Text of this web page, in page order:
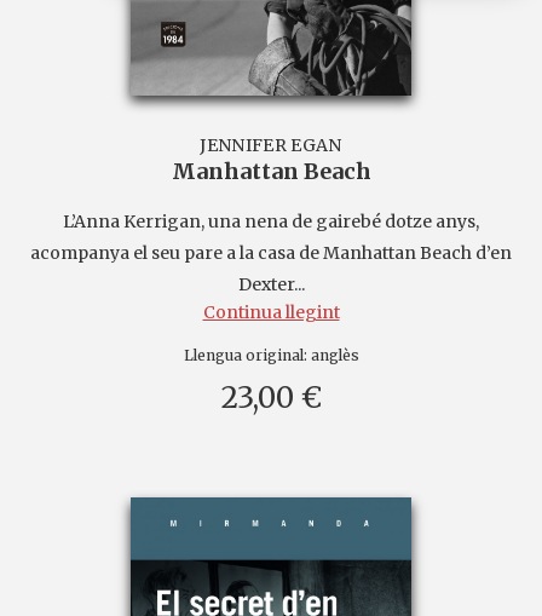
JENNIFER EGAN
Manhattan Beach
L’Anna Kerrigan, una nena de gairebé dotze anys,
acompanya el seu pare a la casa de Manhattan Beach d’en
Dexter...
Continua llegint
Llengua original: anglès
23,00 €